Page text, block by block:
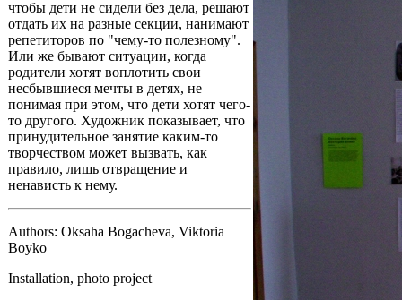
чтобы дети не сидели без дела, решают
отдать их на разные секции, нанимают
репетиторов по "чему-то полезному".
Или же бывают ситуации, когда
родители хотят воплотить свои
несбывшиеся мечты в детях, не
понимая при этом, что дети хотят чего-
то другого. Художник показывает, что
принудительное занятие каким-то
творчеством может вызвать, как
правило, лишь отвращение и
ненависть к нему.
Authors: Oksaha Bogacheva, Viktoria
Boyko
Installation, photo project